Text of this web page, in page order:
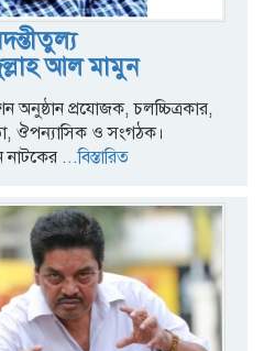
আল মামুন
অনুষ্ঠান প্রযোজক, চলচ্চিত্রকার,
ঔপন্যাসিক ও সংগঠক।
নাটকের ...বিস্তারিত